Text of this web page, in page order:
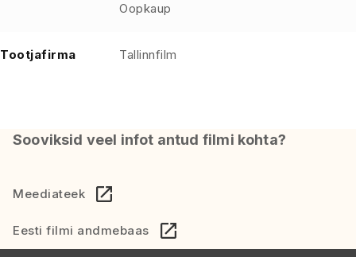
Oopkaup
Tootjafirma Tallinnfilm
Sooviksid veel infot antud filmi kohta?
Meediateek
Eesti filmi andmebaas